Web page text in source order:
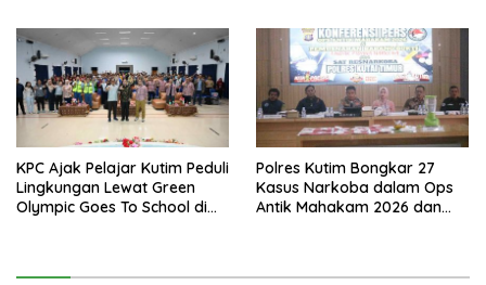
KPC Ajak Pelajar Kutim Peduli
Lingkungan Lewat Green
Olympic Goes To School di
Polres Kutim Bongkar 27
Kasus Narkoba dalam Ops
Antik Mahakam 2026 dan